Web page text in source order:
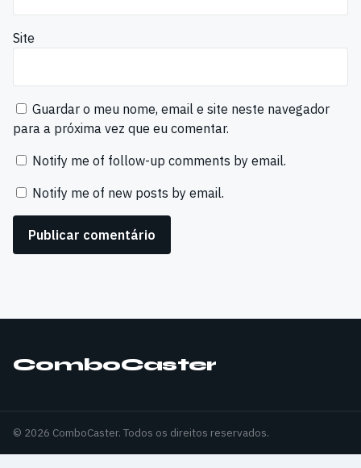
Site
Guardar o meu nome, email e site neste navegador
para a próxima vez que eu comentar.
Notify me of follow-up comments by email.
Notify me of new posts by email.
ComboCaster
© 2026 ComboCaster. Todos os direitos reservados.